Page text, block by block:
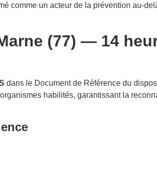
comme un acteur de la prévention au-
(77) — 14
dans le Document de Référence du
habilités, garantissant la